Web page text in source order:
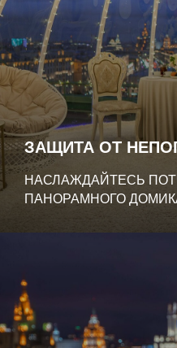
ЗАЩИТА ОТ НЕ
НАСЛАЖДАЙТЕСЬ
ПАНОРАМНОГО